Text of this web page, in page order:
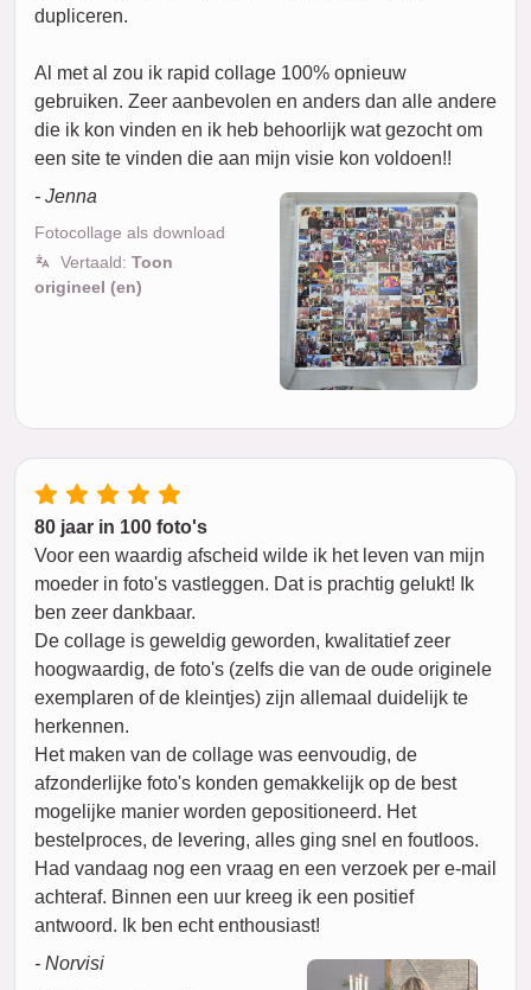
dupliceren.
Al met al zou ik rapid collage 100% opnieuw
gebruiken. Zeer aanbevolen en anders dan alle andere
die ik kon vinden en ik heb behoorlijk wat gezocht om
een site te vinden die aan mijn visie kon voldoen!!
- Jenna
Fotocollage als download
Vertaald: Toon
origineel (en)
80 jaar in 100 foto's
Voor een waardig afscheid wilde ik het leven van mijn
moeder in foto's vastleggen. Dat is prachtig gelukt! Ik
ben zeer dankbaar.
De collage is geweldig geworden, kwalitatief zeer
hoogwaardig, de foto's (zelfs die van de oude originele
exemplaren of de kleintjes) zijn allemaal duidelijk te
herkennen.
Het maken van de collage was eenvoudig, de
afzonderlijke foto's konden gemakkelijk op de best
mogelijke manier worden gepositioneerd. Het
bestelproces, de levering, alles ging snel en foutloos.
Had vandaag nog een vraag en een verzoek per e-mail
achteraf. Binnen een uur kreeg ik een positief
antwoord. Ik ben echt enthousiast!
- Norvisi